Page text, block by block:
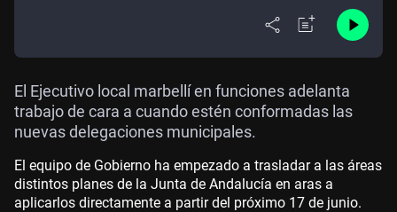
El Ejecutivo local marbellí en funciones adelanta
trabajo de cara a cuando estén conformadas las
nuevas delegaciones municipales.
El equipo de Gobierno ha empezado a trasladar a las áreas
distintos planes de la Junta de Andalucía en aras a
aplicarlos directamente a partir del próximo 17 de junio.